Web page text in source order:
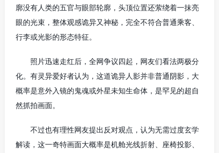
廓没有人类的五官与眼部轮廓，头顶位置还萦绕着一抹亮
眼的光束，整体观感诡异又神秘，完全不符合普通乘客、
行李或光影的形态特征。
照片迅速走红后，全网争议四起，网友们看法两极分
化。有灵异爱好者认为，这道诡异人影并非普通阴影，大
概率是意外入镜的鬼魂或外星未知生命体，是罕见的超自
然抓拍画面。
不过也有理性网友提出反对观点，认为无需过度玄学
解读，这一奇特画面大概率是机舱光线折射、座椅投影、